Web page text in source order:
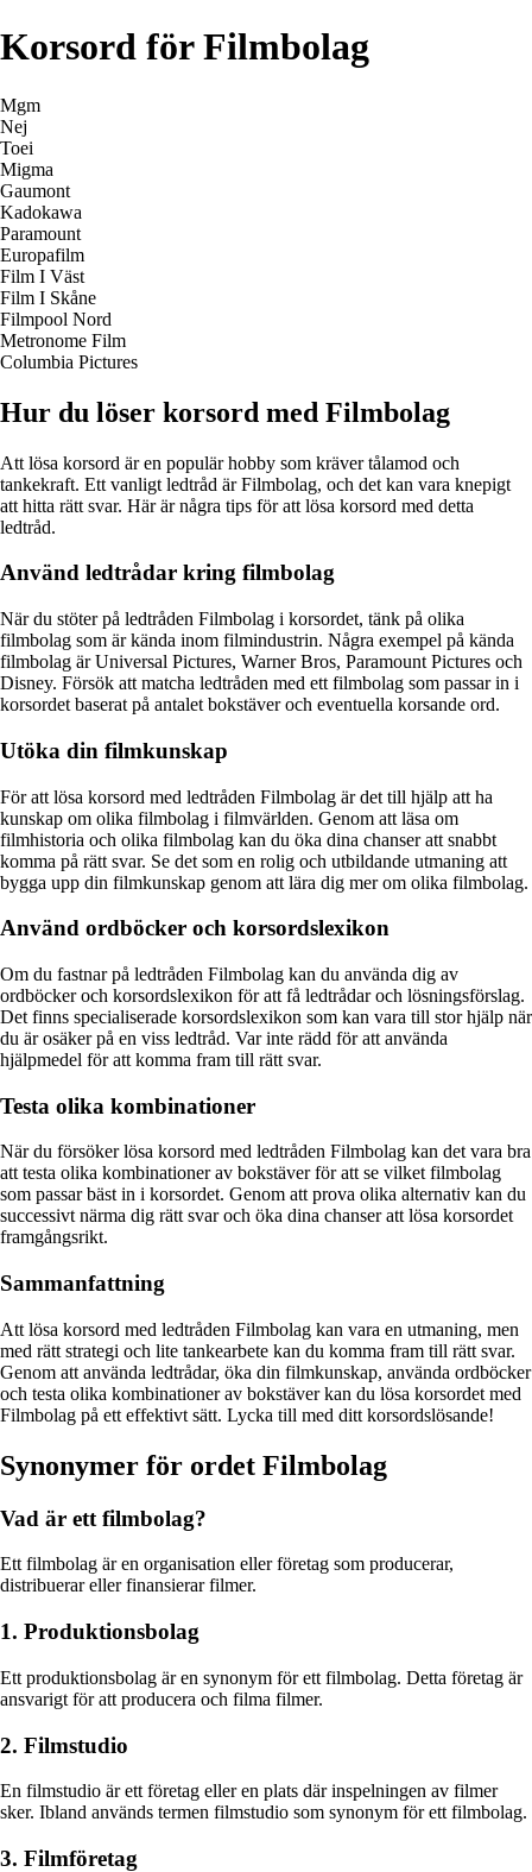
Korsord för Filmbolag
Mgm
Nej
Toei
Migma
Gaumont
Kadokawa
Paramount
Europafilm
Film I Väst
Film I Skåne
Filmpool Nord
Metronome Film
Columbia Pictures
Hur du löser korsord med Filmbolag
Att lösa korsord är en populär hobby som kräver tålamod och
tankekraft. Ett vanligt ledtråd är Filmbolag, och det kan vara knepigt
att hitta rätt svar. Här är några tips för att lösa korsord med detta
ledtråd.
Använd ledtrådar kring filmbolag
När du stöter på ledtråden Filmbolag i korsordet, tänk på olika
filmbolag som är kända inom filmindustrin. Några exempel på kända
filmbolag är Universal Pictures, Warner Bros, Paramount Pictures och
Disney. Försök att matcha ledtråden med ett filmbolag som passar in i
korsordet baserat på antalet bokstäver och eventuella korsande ord.
Utöka din filmkunskap
För att lösa korsord med ledtråden Filmbolag är det till hjälp att ha
kunskap om olika filmbolag i filmvärlden. Genom att läsa om
filmhistoria och olika filmbolag kan du öka dina chanser att snabbt
komma på rätt svar. Se det som en rolig och utbildande utmaning att
bygga upp din filmkunskap genom att lära dig mer om olika filmbolag.
Använd ordböcker och korsordslexikon
Om du fastnar på ledtråden Filmbolag kan du använda dig av
ordböcker och korsordslexikon för att få ledtrådar och lösningsförslag.
Det finns specialiserade korsordslexikon som kan vara till stor hjälp när
du är osäker på en viss ledtråd. Var inte rädd för att använda
hjälpmedel för att komma fram till rätt svar.
Testa olika kombinationer
När du försöker lösa korsord med ledtråden Filmbolag kan det vara bra
att testa olika kombinationer av bokstäver för att se vilket filmbolag
som passar bäst in i korsordet. Genom att prova olika alternativ kan du
successivt närma dig rätt svar och öka dina chanser att lösa korsordet
framgångsrikt.
Sammanfattning
Att lösa korsord med ledtråden Filmbolag kan vara en utmaning, men
med rätt strategi och lite tankearbete kan du komma fram till rätt svar.
Genom att använda ledtrådar, öka din filmkunskap, använda ordböcker
och testa olika kombinationer av bokstäver kan du lösa korsordet med
Filmbolag på ett effektivt sätt. Lycka till med ditt korsordslösande!
Synonymer för ordet Filmbolag
Vad är ett filmbolag?
Ett filmbolag är en organisation eller företag som producerar,
distribuerar eller finansierar filmer.
1. Produktionsbolag
Ett produktionsbolag är en synonym för ett filmbolag. Detta företag är
ansvarigt för att producera och filma filmer.
2. Filmstudio
En filmstudio är ett företag eller en plats där inspelningen av filmer
sker. Ibland används termen filmstudio som synonym för ett filmbolag.
3. Filmföretag